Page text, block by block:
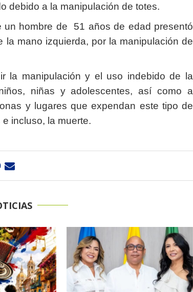
debido a la manipulación de totes.
un hombre de 51 años de edad presentó
mano izquierda, por la manipulación de
la manipulación y el uso indebido de la
niñas y adolescentes, así como a
y lugares que expendan este tipo de
incluso, la muerte.